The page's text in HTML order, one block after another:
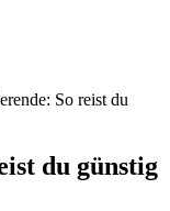
So reist du
du günstig